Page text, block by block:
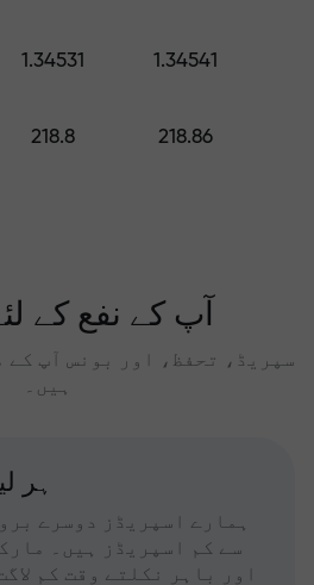
1.34531 1.34541
218.8 218.86
آپ کے نفع کے
سپریڈ، تحفظ، اور بونس آپ کے
ہیں۔
ہر
ہمارے اسپریڈز دوسرے
سے کم اسپریڈز ہیں۔
اور باہر نکلتے وقت کم